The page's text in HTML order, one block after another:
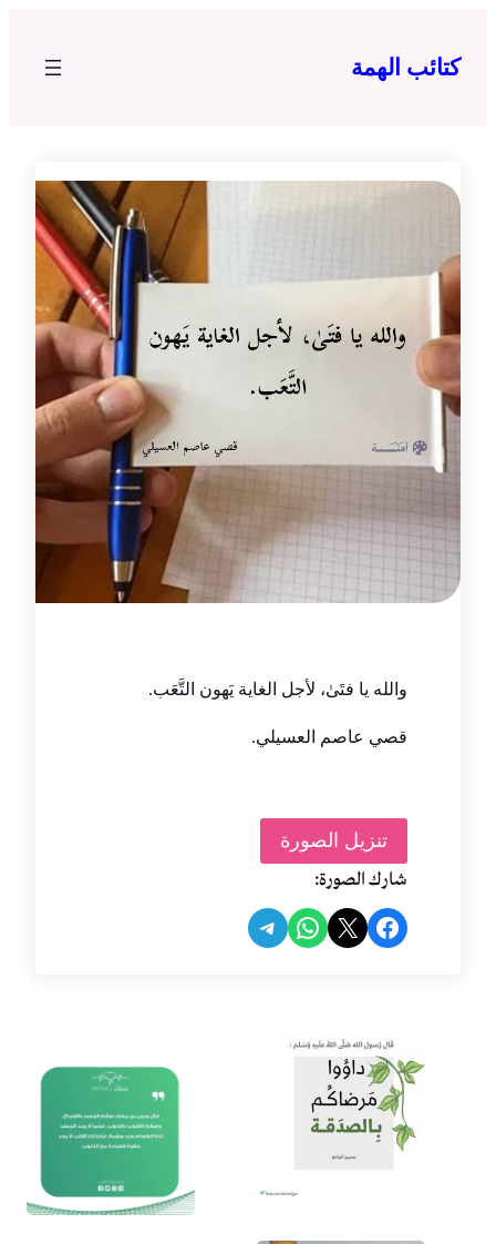
المحتوى
كتائب الهمة
‏والله يا فتَىٰ، لأجل الغاية يَهون التَّعَب.
قصي عاصم العسيلي.
تنزيل الصورة
شارك الصورة:
Share on Facebook
Share on X
Share on WhatsApp
Share on Telegram